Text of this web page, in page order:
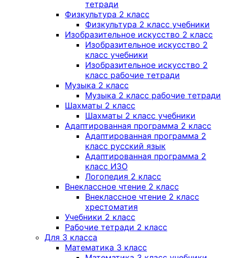
тетради
Физкультура 2 класс
Физкультура 2 класс учебники
Изобразительное искусство 2 класс
Изобразительное искусство 2
класс учебники
Изобразительное искусство 2
класс рабочие тетради
Музыка 2 класс
Музыка 2 класс рабочие тетради
Шахматы 2 класс
Шахматы 2 класс учебники
Адаптированная программа 2 класс
Адаптированная программа 2
класс русский язык
Адаптированная программа 2
класс ИЗО
Логопедия 2 класс
Внеклассное чтение 2 класс
Внеклассное чтение 2 класс
хрестоматия
Учебники 2 класс
Рабочие тетради 2 класс
Для 3 класса
Математика 3 класс